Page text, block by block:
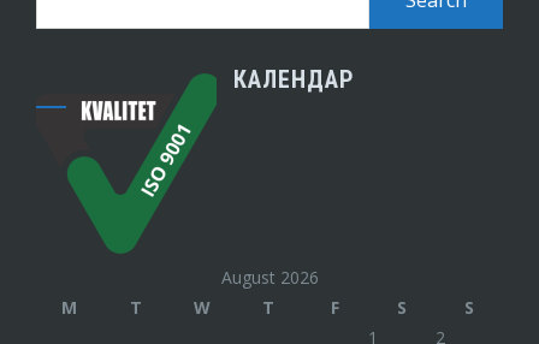
КАЛЕНДАР
August 2026
M
T W T F S
S
1
2